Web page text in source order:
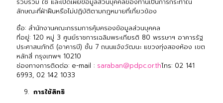
ลักษณะที่ฝ่าฝืนหรือไม่ปฏิบัติตามกฎหมายที่เกี่ยวข้อง
ชื่อ: สำนักงานคณะกรรมการคุ้มครองข้อมูลส่วนบุคคล
ที่อยู่: 120 หมู่ 3 ศูนย์ราชการเฉลิมพระเกียรติ 80 พรรษาฯ อาคารรัฐ
ประศาสนภักดี (อาคารบี) ชั้น 7 ถนนแจ้งวัฒนะ แขวงทุ่งสองห้อง เขต
หลักสี่ กรุงเทพฯ 10210
ช่องทางการติดต่อ: e-mail : saraban@pdpc.or.thโทร: 02 141
6993, 02 142 1033
การใช้สิทธิ